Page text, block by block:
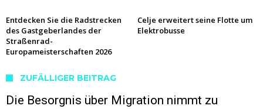
Entdecken Sie die Radstrecken
des Gastgeberlandes der
Straßenrad-
Europameisterschaften 2026
Celje erweitert seine Flotte um
Elektrobusse
ZUFÄLLIGER BEITRAG
Die Besorgnis über Migration nimmt zu